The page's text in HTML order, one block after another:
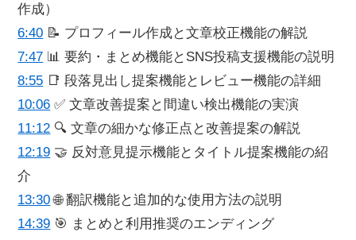
作成）
6:40 📝 プロフィール作成と文章校正機能の解説
7:47 📊 要約・まとめ機能とSNS投稿支援機能の説明
8:55 📑 段落見出し提案機能とレビュー機能の詳細
10:06 ✅ 文章改善提案と間違い検出機能の実演
11:12 🔍 文章の細かな修正点と改善提案の解説
12:19 🤝 反対意見提示機能とタイトル提案機能の紹
介
13:30🌐 翻訳機能と追加的な使用方法の説明
14:39 🎯 まとめと利用推奨のエンディング